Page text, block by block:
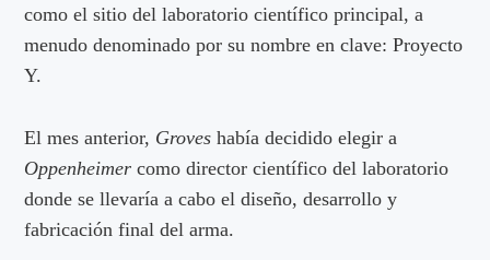
como el sitio del laboratorio científico principal, a
menudo denominado por su nombre en clave: Proyecto
Y.
El mes anterior, Groves había decidido elegir a
Oppenheimer como director científico del laboratorio
donde se llevaría a cabo el diseño, desarrollo y
fabricación final del arma.